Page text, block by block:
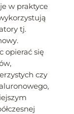
w praktyce
tj.
opierać się
czy